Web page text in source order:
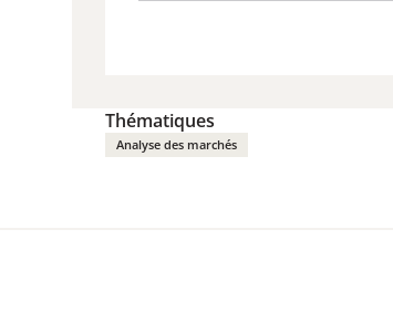
Thématiques
Analyse des marchés